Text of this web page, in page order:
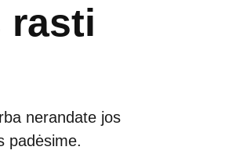
rasti
nerandate jos
padėsime.